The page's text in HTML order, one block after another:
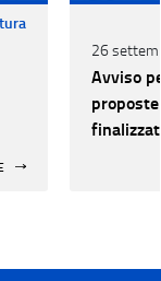
26
Avviso